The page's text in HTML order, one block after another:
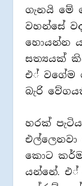
ගැනයි මේ
වහන්සේ
හොයන්න
සත්‍යයක්
එ් වගේම
බැරි
හරක්
කොට
යන්නේ. එ්